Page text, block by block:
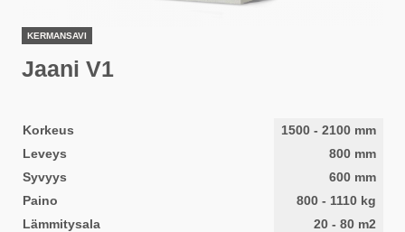
KERMANSAVI
Jaani V1
Korkeus 1500 - 2100 mm
Leveys
800 mm
Syvyys
600 mm
Paino
800 - 1110 kg
Lämmitysala
20 - 80 m2